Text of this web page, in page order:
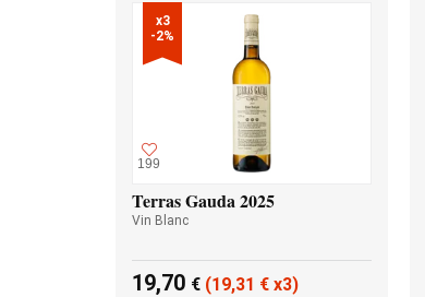
x3
-2%
199
Terras Gauda 2025
Vin Blanc
19,70 € (19,31 € x3)